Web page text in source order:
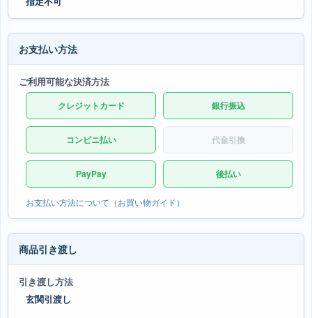
お支払い方法
ご利用可能な決済方法
クレジットカード 銀行振込
コンビニ払い 代金引換
PayPay 後払い
お支払い方法について（お買い物ガイド）
商品引き渡し
引き渡し方法
玄関引渡し